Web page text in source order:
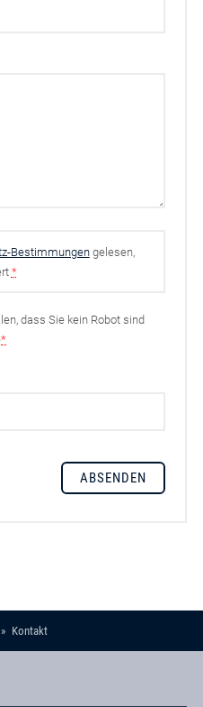
Bestimmungengelesen,
*
dass Sie kein Robot sind
*
Kontakt